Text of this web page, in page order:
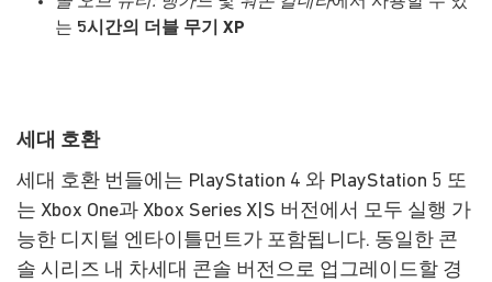
는 5시간의 더블 무기 XP
세대 호환
세대 호환 번들에는 PlayStation 4 와 PlayStation 5 또
는 Xbox One과 Xbox Series X|S 버전에서 모두 실행 가
능한 디지털 엔타이틀먼트가 포함됩니다. 동일한 콘
솔 시리즈 내 차세대 콘솔 버전으로 업그레이드할 경